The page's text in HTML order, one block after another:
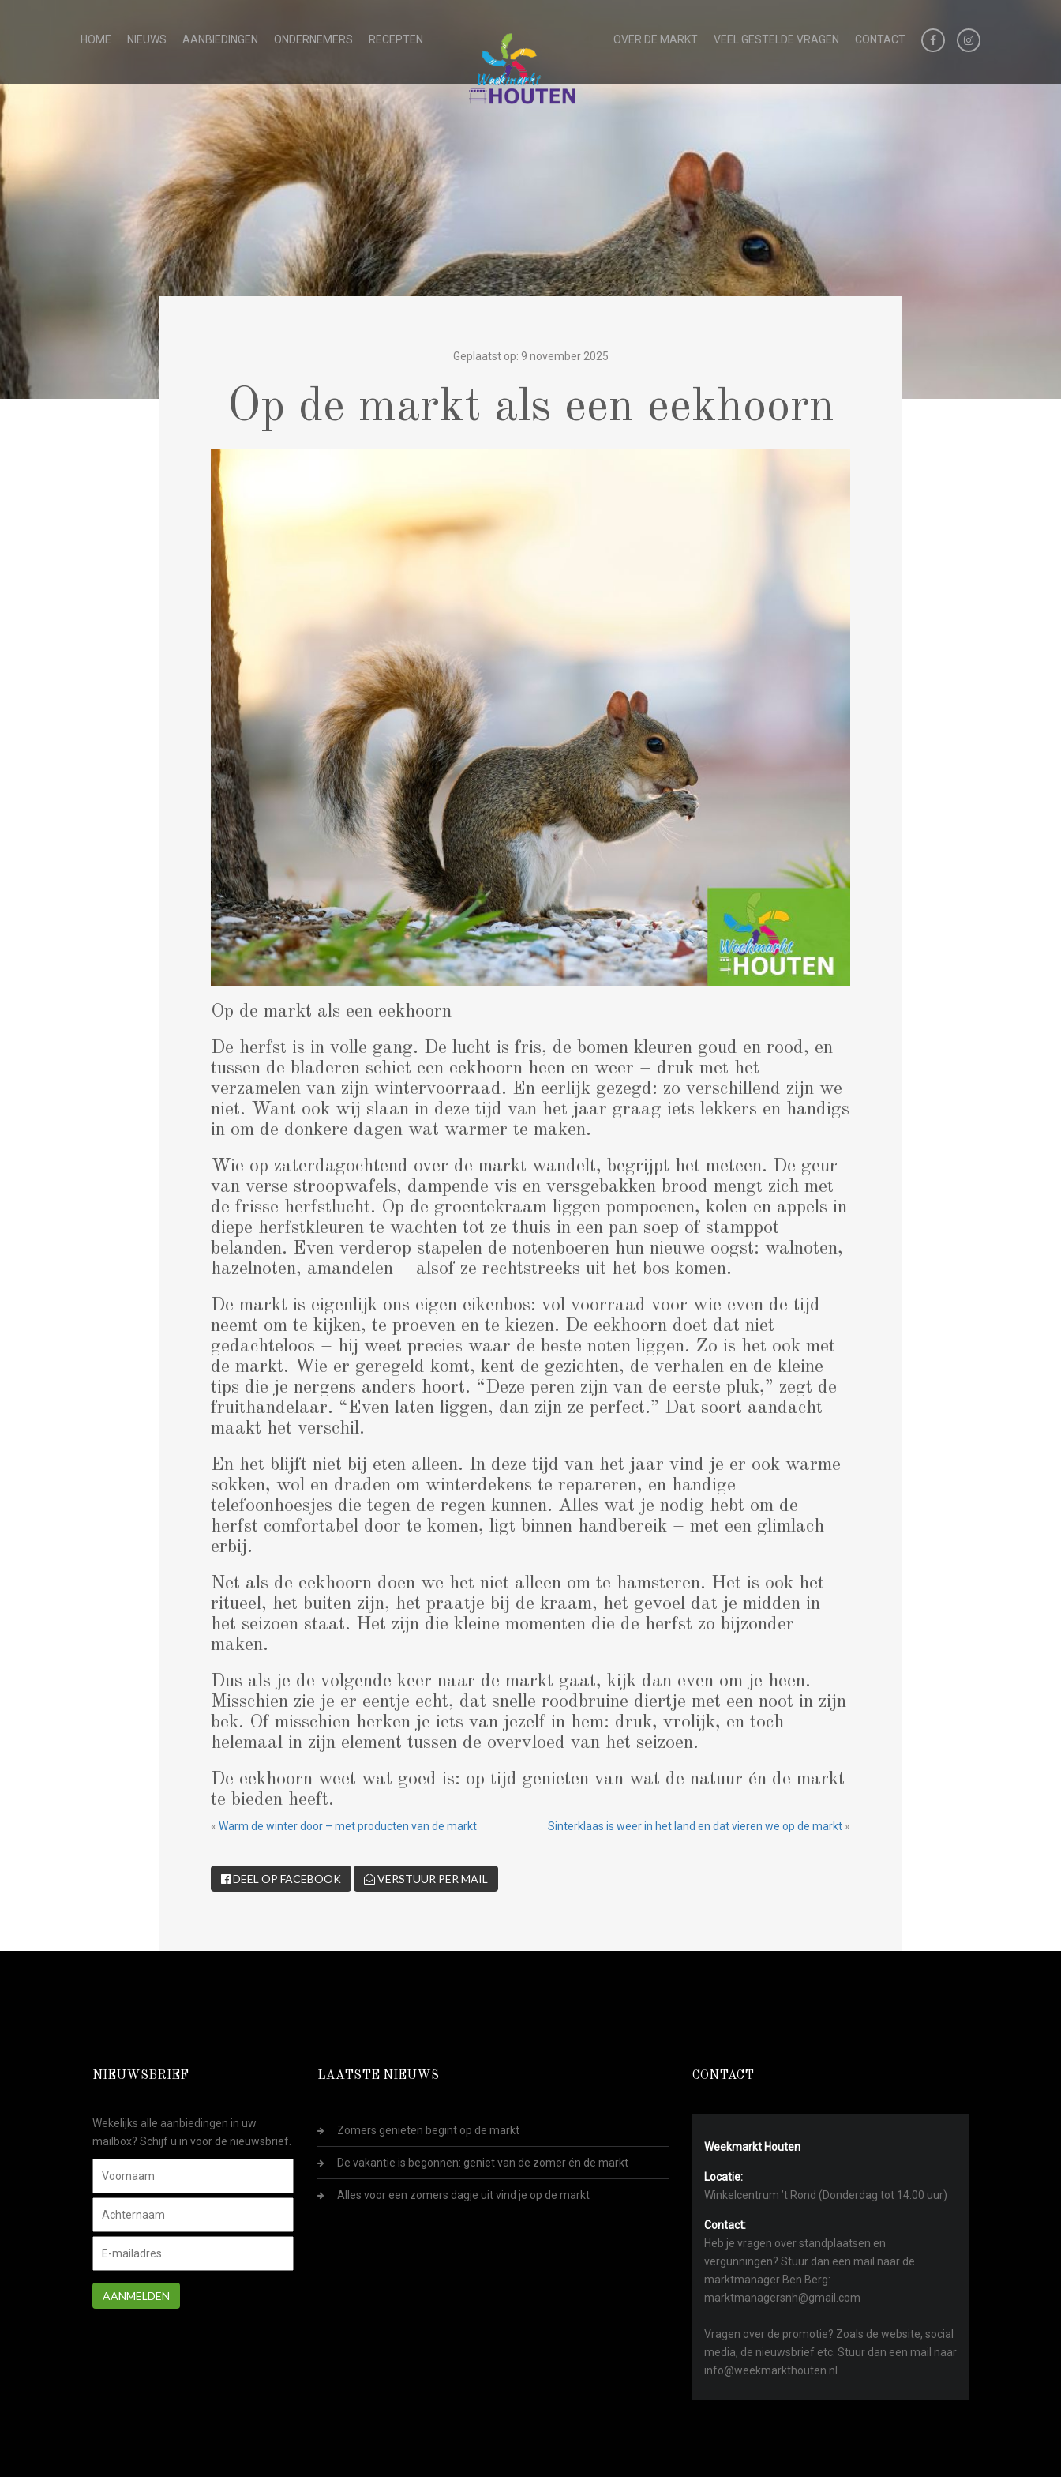
HOME NIEUWS AANBIEDINGEN ONDERNEMERS RECEPTEN OVER DE MARKT VEEL GESTELDE VRAGEN CONTACT
Geplaatst op: 9 november 2025
Op de markt als een eekhoorn
Op de markt als een eekhoorn
De herfst is in volle gang. De lucht is fris, de bomen kleuren goud en rood, en
tussen de bladeren schiet een eekhoorn heen en weer – druk met het
verzamelen van zijn wintervoorraad. En eerlijk gezegd: zo verschillend zijn we
niet. Want ook wij slaan in deze tijd van het jaar graag iets lekkers en handigs
in om de donkere dagen wat warmer te maken.
Wie op zaterdagochtend over de markt wandelt, begrijpt het meteen. De geur
van verse stroopwafels, dampende vis en versgebakken brood mengt zich met
de frisse herfstlucht. Op de groentekraam liggen pompoenen, kolen en appels in
diepe herfstkleuren te wachten tot ze thuis in een pan soep of stamppot
belanden. Even verderop stapelen de notenboeren hun nieuwe oogst: walnoten,
hazelnoten, amandelen – alsof ze rechtstreeks uit het bos komen.
De markt is eigenlijk ons eigen eikenbos: vol voorraad voor wie even de tijd
neemt om te kijken, te proeven en te kiezen. De eekhoorn doet dat niet
gedachteloos – hij weet precies waar de beste noten liggen. Zo is het ook met
de markt. Wie er geregeld komt, kent de gezichten, de verhalen en de kleine
tips die je nergens anders hoort. “Deze peren zijn van de eerste pluk,” zegt de
fruithandelaar. “Even laten liggen, dan zijn ze perfect.” Dat soort aandacht
maakt het verschil.
En het blijft niet bij eten alleen. In deze tijd van het jaar vind je er ook warme
sokken, wol en draden om winterdekens te repareren, en handige
telefoonhoesjes die tegen de regen kunnen. Alles wat je nodig hebt om de
herfst comfortabel door te komen, ligt binnen handbereik – met een glimlach
erbij.
Net als de eekhoorn doen we het niet alleen om te hamsteren. Het is ook het
ritueel, het buiten zijn, het praatje bij de kraam, het gevoel dat je midden in
het seizoen staat. Het zijn die kleine momenten die de herfst zo bijzonder
maken.
Dus als je de volgende keer naar de markt gaat, kijk dan even om je heen.
Misschien zie je er eentje echt, dat snelle roodbruine diertje met een noot in zijn
bek. Of misschien herken je iets van jezelf in hem: druk, vrolijk, en toch
helemaal in zijn element tussen de overvloed van het seizoen.
De eekhoorn weet wat goed is: op tijd genieten van wat de natuur én de markt
te bieden heeft.
« Warm de winter door – met producten van de markt Sinterklaas is weer in het land en dat vieren we op de markt »
DEEL OP FACEBOOK VERSTUUR PER MAIL
NIEUWSBRIEF
Wekelijks alle aanbiedingen in uw
mailbox? Schijf u in voor de nieuwsbrief.
AANMELDEN
LAATSTE NIEUWS
Zomers genieten begint op de markt
De vakantie is begonnen: geniet van de zomer én de markt
Alles voor een zomers dagje uit vind je op de markt
CONTACT
Weekmarkt Houten
Locatie:
Winkelcentrum ’t Rond (Donderdag tot 14:00 uur)
Contact:
Heb je vragen over standplaatsen en
vergunningen? Stuur dan een mail naar de
marktmanager Ben Berg:
marktmanagersnh@gmail.com
Vragen over de promotie? Zoals de website, social
media, de nieuwsbrief etc. Stuur dan een mail naar
info@weekmarkthouten.nl